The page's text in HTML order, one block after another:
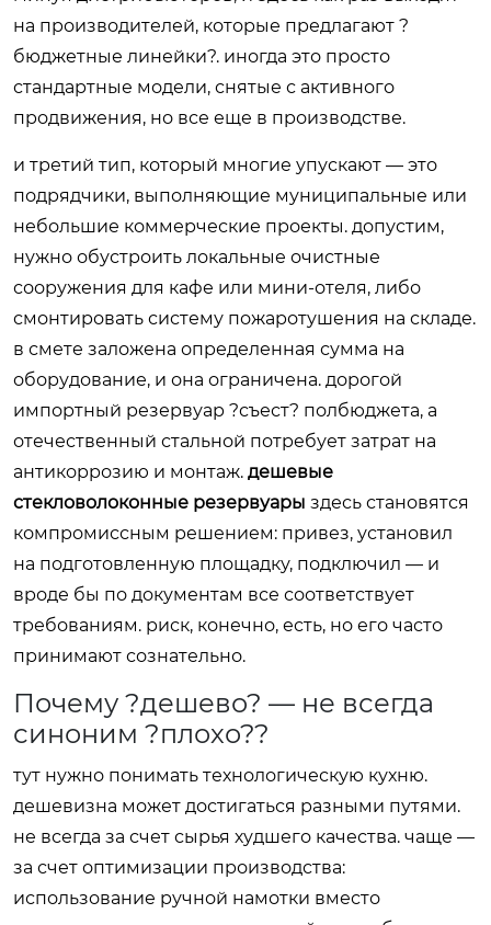
на производителей, которые предлагают ?
бюджетные линейки?. иногда это просто
стандартные модели, снятые с активного
продвижения, но все еще в производстве.
и третий тип, который многие упускают — это
подрядчики, выполняющие муниципальные или
небольшие коммерческие проекты. допустим,
нужно обустроить локальные очистные
сооружения для кафе или мини-отеля, либо
смонтировать систему пожаротушения на складе.
в смете заложена определенная сумма на
оборудование, и она ограничена. дорогой
импортный резервуар ?съест? полбюджета, а
отечественный стальной потребует затрат на
антикоррозию и монтаж. дешевые
стекловолоконные резервуары здесь становятся
компромиссным решением: привез, установил
на подготовленную площадку, подключил — и
вроде бы по документам все соответствует
требованиям. риск, конечно, есть, но его часто
принимают сознательно.
Почему ?дешево? — не всегда
синоним ?плохо??
тут нужно понимать технологическую кухню.
дешевизна может достигаться разными путями.
не всегда за счет сырья худшего качества. чаще —
за счет оптимизации производства:
использование ручной намотки вместо